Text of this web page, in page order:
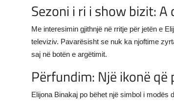
Sezoni i ri i show bizit:
Me interesimin gjithnjë në rritje për jetën e
televiziv. Pavarësisht se nuk ka njoftime
saj në botën e argëtimit.
Përfundim: Një ikonë
Elijona Binakaj po bëhet një simbol i